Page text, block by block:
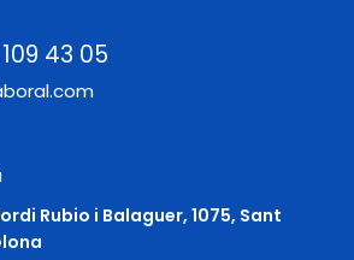
43 05
Rubio i Balaguer, 1075, Sant